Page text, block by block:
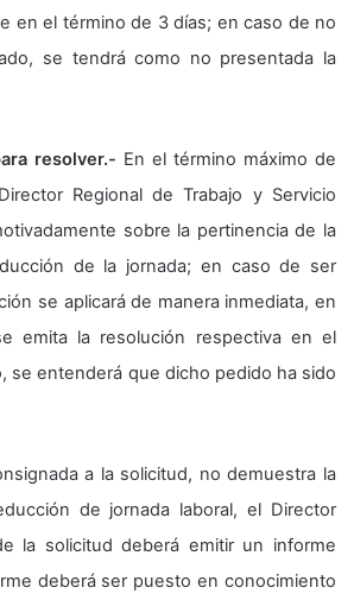
en el término de 3 días; en caso de no
se tendrá como no presentada la
resolver.- En el término máximo de
Regional de Trabajo y Servicio
sobre la pertinencia de la
de la jornada; en caso de ser
se aplicará de manera inmediata, en
emita la resolución respectiva en el
se entenderá que dicho pedido ha sido
a la solicitud, no demuestra la
de jornada laboral, el Director
la solicitud deberá emitir un informe
deberá ser puesto en conocimiento